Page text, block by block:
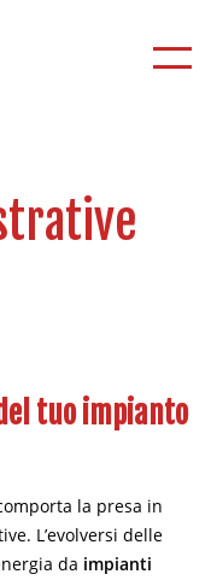
tuo impianto
la presa in
L’evolversi delle
da impianti